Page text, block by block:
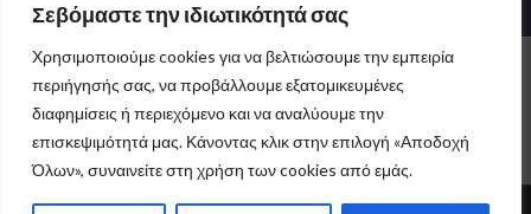
Σεβόμαστε την ιδιωτικότητά σας
Χρησιμοποιούμε cookies για να βελτιώσουμε την εμπειρία
περιήγησής σας, να προβάλλουμε εξατομικευμένες
διαφημίσεις ή περιεχόμενο και να αναλύουμε την
επισκεψιμότητά μας. Κάνοντας κλικ στην επιλογή «Αποδοχή
Όλων», συναινείτε στη χρήση των cookies από εμάς.
ΑΡΧΙΚΉ ΠΟΛΙΤΙΚΉ ΕΛΛΆΔΑ ΚΌΣΜΟΣ
ΕΠΙΚΟΙΝΩΝΊΑ